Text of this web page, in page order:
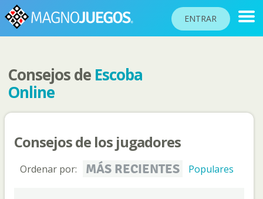
ENTRAR
RANKINGS
TORNEOS
AYUDA
PASAPORTE
Consejos de Escoba
Online
Consejos de los jugadores
Ordenar por: MÁS RECIENTES Populares